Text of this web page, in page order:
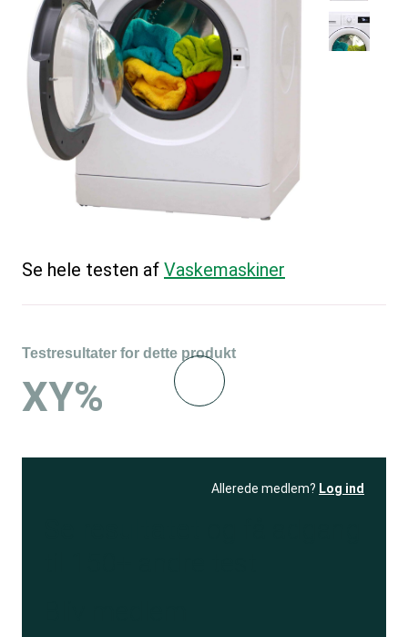
Se hele testen af Vaskemaskiner
Testresultater for dette produkt
XY%
Allerede medlem? Log ind